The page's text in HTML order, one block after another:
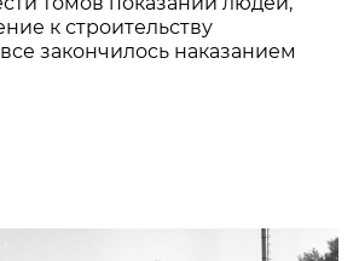
к строительству
закончилось наказанием